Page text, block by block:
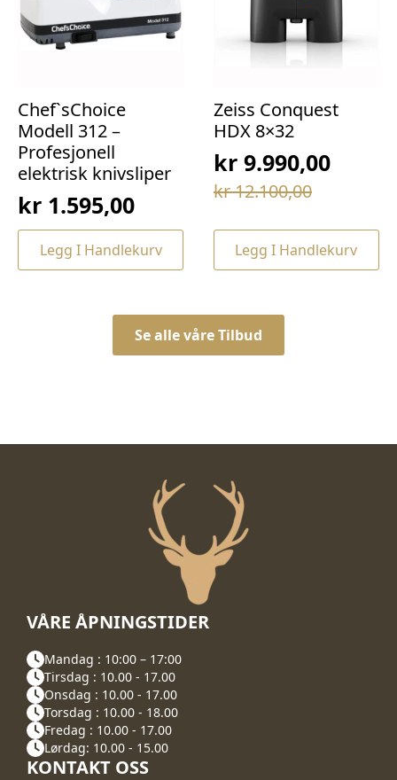
Chef`sChoice
Modell 312 –
Profesjonell
elektrisk knivsliper
kr 1.595,00
Legg I Handlekurv
Zeiss Conquest
HDX 8×32
kr12.100,00
Opprinnelig
var:
kr 12.100,00.
kr9.990,00
Nåværende
er:
kr 9.990,00.
Legg I Handlekurv
Se alle våre Tilbud
VÅRE ÅPNINGSTIDER
Mandag : 10:00 – 17:00
Tirsdag : 10.00 - 17.00
Onsdag : 10.00 - 17.00
Torsdag : 10.00 - 18.00
Fredag : 10.00 - 17.00
Lørdag: 10.00 - 15.00
KONTAKT OSS